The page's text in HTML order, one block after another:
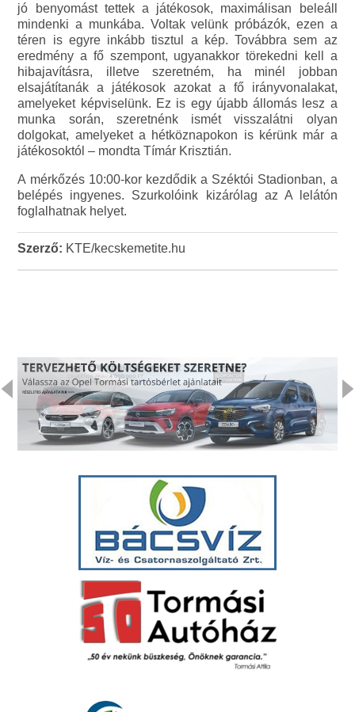
jó benyomást tettek a játékosok, maximálisan beleáll
mindenki a munkába. Voltak velünk próbázók, ezen a
téren is egyre inkább tisztul a kép. Továbbra sem az
eredmény a fő szempont, ugyanakkor törekedni kell a
hibajavításra, illetve szeretném, ha minél jobban
elsajátítanák a játékosok azokat a fő irányvonalakat,
amelyeket képviselünk. Ez is egy újabb állomás lesz a
munka során, szeretnénk ismét visszalátni olyan
dolgokat, amelyeket a hétköznapokon is kérünk már a
játékosoktól – mondta Tímár Krisztián.
A mérkőzés 10:00-kor kezdődik a Széktói Stadionban, a
belépés ingyenes. Szurkolóink kizárólag az A lelátón
foglalhatnak helyet.
Szerző: KTE/kecskemetite.hu